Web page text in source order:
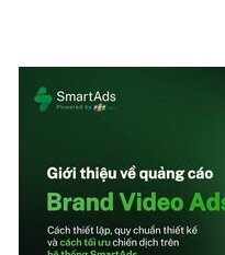
Doanh nghiệp
Doanh nhân
Vì cộng đồng